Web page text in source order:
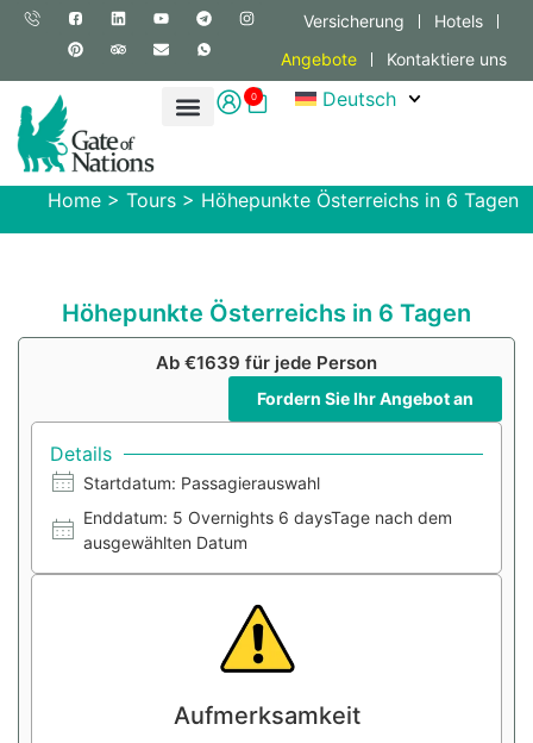
Versicherung
Hotels
Angebote
Kontaktiere uns
0 Deutsch
Home > Tours > Höhepunkte Österreichs in 6 Tagen
Höhepunkte Österreichs in 6 Tagen
Ab €1639 für jede Person
Fordern Sie Ihr Angebot an
Details
Startdatum: Passagierauswahl
Enddatum: 5 Overnights 6 daysTage nach dem
ausgewählten Datum
Aufmerksamkeit